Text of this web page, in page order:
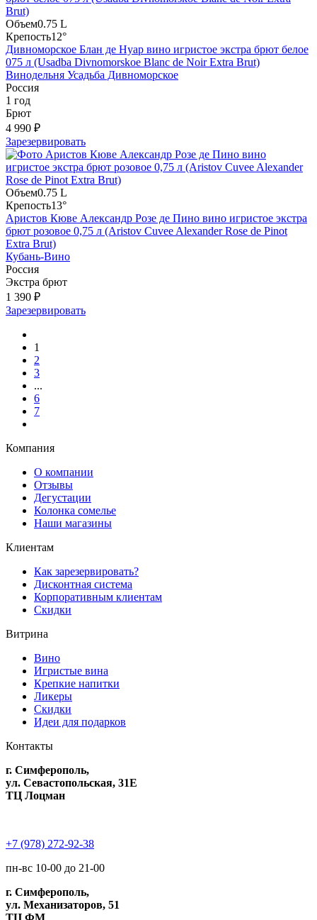
Объем0.75 L
Крепость12°
Дивноморское Блан де Нуар вино игристое экстра брют белое
075 л (Usadba Divnomorskoe Blanc de Noir Extra Brut)
Винодельня Усадьба Дивноморское
Россия
1 год
Брют
4 990 ₽
Зарезервировать
Объем0.75 L
Крепость13°
Аристов Кюве Александр Розе де Пино вино игристое экстра
брют розовое 0,75 л (Aristov Cuvee Alexander Rose de Pinot
Extra Brut)
Кубань-Вино
Россия
Экстра брют
1 390 ₽
Зарезервировать
1
2
3
...
6
7
Компания
О компании
Отзывы
Дегустации
Колонка сомелье
Наши магазины
Клиентам
Как зарезервировать?
Дисконтная система
Корпоративным клиентам
Скидки
Витрина
Вино
Игристые вина
Крепкие напитки
Ликеры
Скидки
Идеи для подарков
Контакты
г. Симферополь,
ул. Севастопольская, 31Е
ТЦ Лоцман
+7 (978) 272-92-38
пн-вс 10-00 до 21-00
г. Симферополь,
ул. Механизаторов, 51